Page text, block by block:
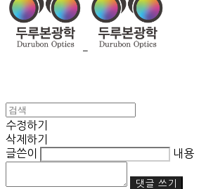
수정하기
삭제하기
글쓴이
내용
댓글 쓰기